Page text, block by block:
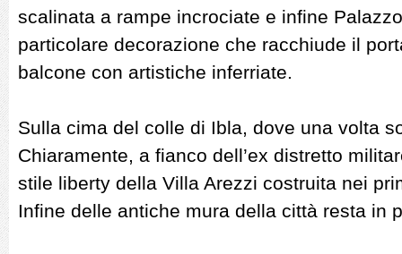
scalinata a rampe incrociate e infine
particolare decorazione che racchiude il
balcone con artistiche inferriate.
Sulla cima del colle di Ibla, dove una volta
Chiaramente, a fianco dell’ex distretto
stile liberty della Villa Arezzi costruita nei
Infine delle antiche mura della città resta in